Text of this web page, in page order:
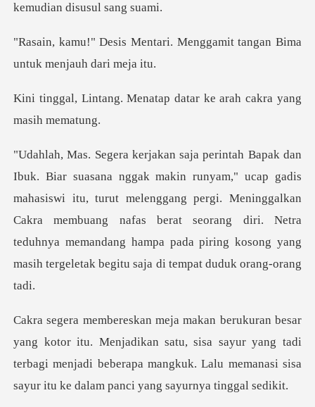
ri. Menggamit tangan Bima
u
Menatap datar ke arah c
mahasiswi itu, turut melenggang pergi. Meninggalkan
Cakra membuang nafas berat seorang diri. Netra
teduh
jadikan satu, sisa sayur yang tadi
terbagi menjadi beberapa mangkuk. La